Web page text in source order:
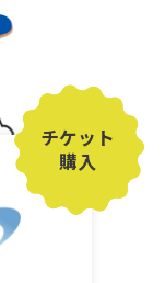
チケット
購入